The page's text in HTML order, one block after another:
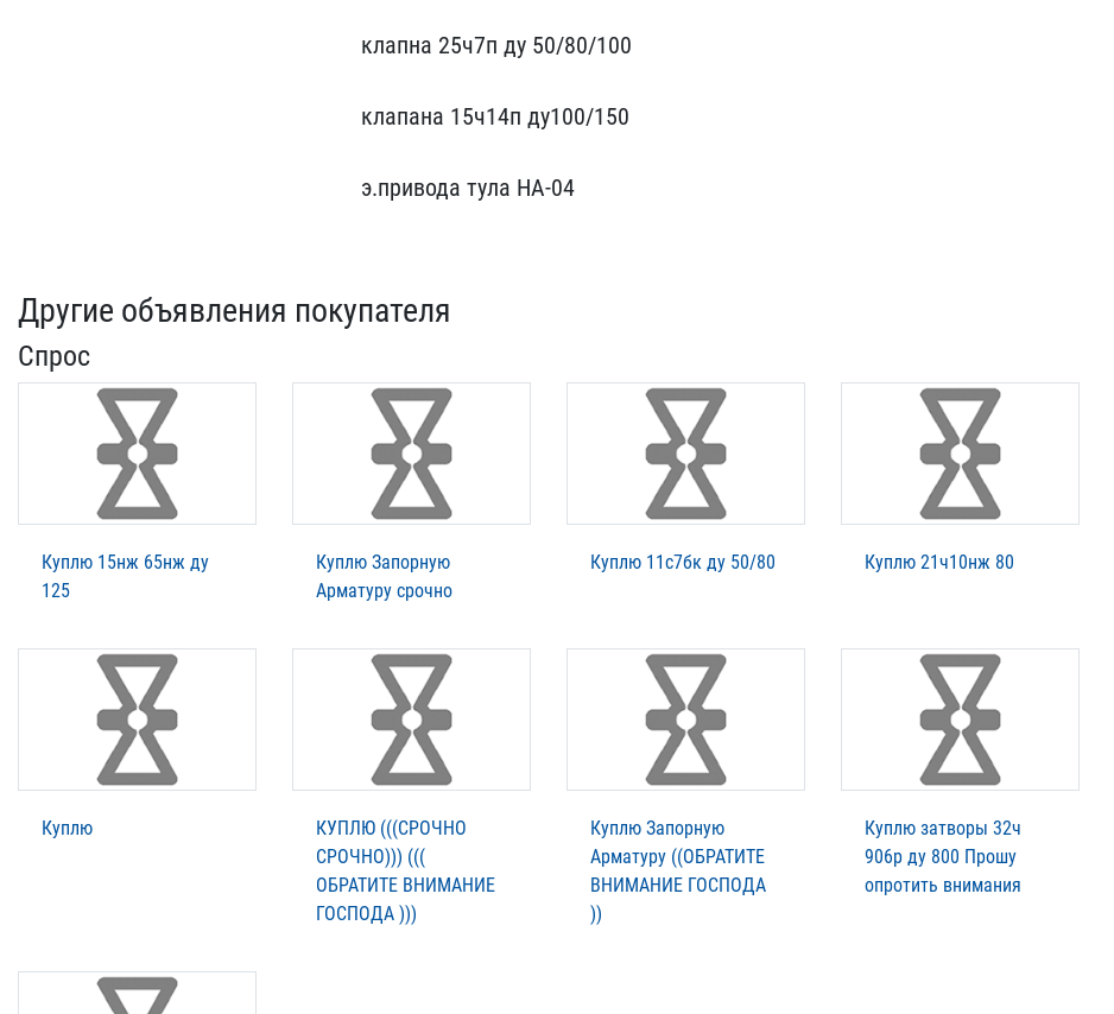
клапна ​25ч7п ду 50/80/100
клап​ана 15ч14п ду100/150
э.​привода тула НА-04
Другие объявления покупателя
Спрос
Куплю 15нж 65нж ду
125
Куплю Запорную
Арматуру срочно
Куплю 11с7бк ду 50/80 Куплю 21ч10нж 80
Куплю
КУПЛЮ (((СРОЧНО
СРОЧНО))) (((
ОБРАТИТЕ ВНИМАНИЕ
ГОСПОДА )))
Куплю Запорную
Арматуру ((ОБРАТИТЕ
ВНИМАНИЕ ГОСПОДА
))
Куплю затворы 32ч
906р ду 800 Прошу
опротить внимания